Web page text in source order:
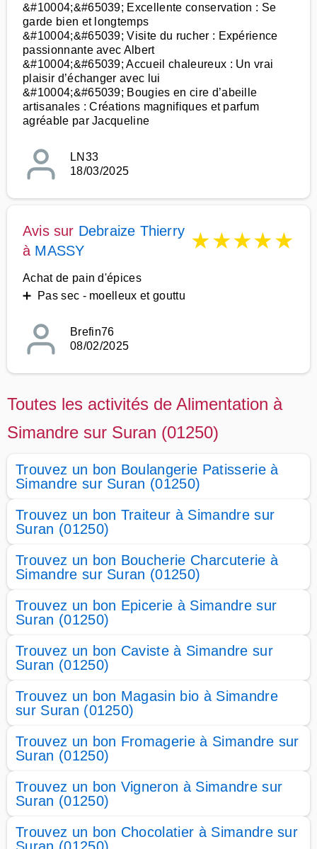
&#10004;&#65039; Excellente conservation : Se
garde bien et longtemps
&#10004;&#65039; Visite du rucher : Expérience
passionnante avec Albert
&#10004;&#65039; Accueil chaleureux : Un vrai
plaisir d’échanger avec lui
&#10004;&#65039; Bougies en cire d’abeille
artisanales : Créations magnifiques et parfum
agréable par Jacqueline
LN33
18/03/2025
Avis sur Debraize Thierry
à MASSY ★★★★★
Achat de pain d'épices
➕ Pas sec - moelleux et gouttu
Brefin76
08/02/2025
Toutes les activités de Alimentation à
Simandre sur Suran (01250)
Trouvez un bon Boulangerie Patisserie à
Simandre sur Suran (01250)
Trouvez un bon Traiteur à Simandre sur
Suran (01250)
Trouvez un bon Boucherie Charcuterie à
Simandre sur Suran (01250)
Trouvez un bon Epicerie à Simandre sur
Suran (01250)
Trouvez un bon Caviste à Simandre sur
Suran (01250)
Trouvez un bon Magasin bio à Simandre
sur Suran (01250)
Trouvez un bon Fromagerie à Simandre sur
Suran (01250)
Trouvez un bon Vigneron à Simandre sur
Suran (01250)
Trouvez un bon Chocolatier à Simandre sur